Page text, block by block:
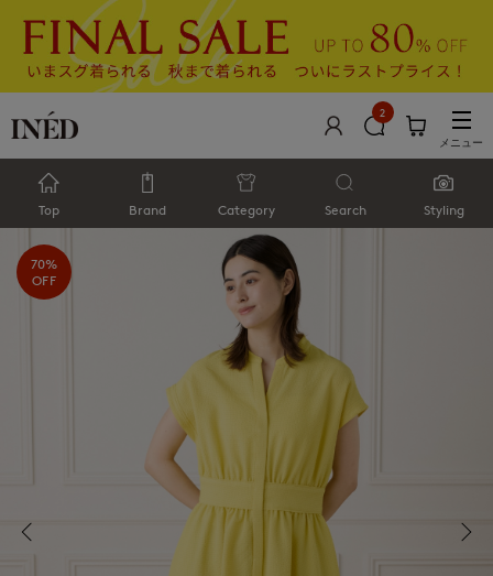
2
メニュー
Top Brand Category Search Styling
70%
OFF